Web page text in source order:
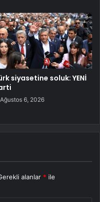
siyasetine soluk: YENİ
Ağustos 6, 2026
alanlar * ile